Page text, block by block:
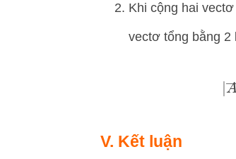
Khi cộng hai
vectơ tổng bằng 2
V. Kết luận